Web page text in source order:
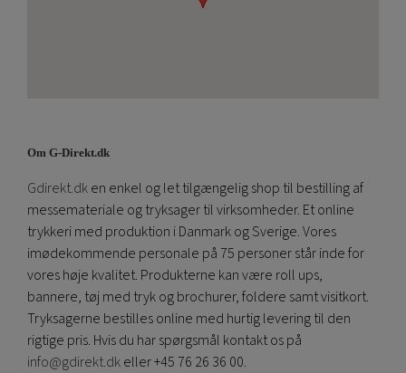
Om G-Direkt.dk
Gdirekt.dken enkel og let tilgængelig shop til bestilling af
messemateriale og tryksager til virksomheder. Et online
trykkeri med produktion i Danmark og Sverige. Vores
imødekommende personale på 75 personer står inde for
vores høje kvalitet. Produkterne kan være roll ups,
bannere, tøj med tryk og brochurer, foldere samt visitkort.
Tryksagerne bestilles online med hurtig levering til den
rigtige pris. Hvis du har spørgsmål kontakt os på
info@gdirekt.dkeller +45 76 26 36 00.